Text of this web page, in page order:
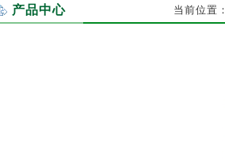
当前位置：
产品中心